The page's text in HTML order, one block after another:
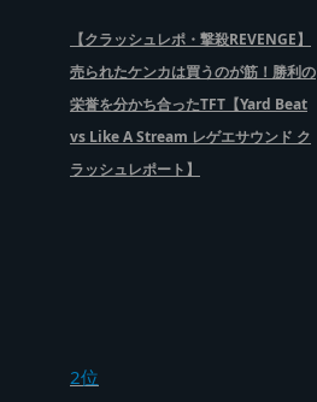
【クラッシュレポ・撃殺REVENGE】
売られたケンカは買うのが筋！勝利の
栄誉を分かち合ったTFT【Yard Beat
vs Like A Stream レゲエサウンド ク
ラッシュレポート】
2位